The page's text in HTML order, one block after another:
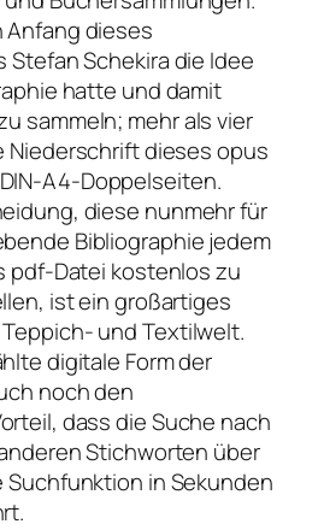
Anfang dieses
Stefan Schekira die Idee
hatte und damit
sammeln; mehr als vier
Niederschrift dieses opus
A4-Doppelseiten.
diese nunmehr für
Bibliographie jedem
pdf-Datei kostenlos zu
ist ein großartiges
und Textilwelt.
digitale Form der
noch den
dass die Suche nach
Stichworten über
in Sekunden